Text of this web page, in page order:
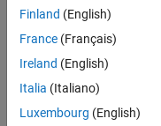
matla
bを用
Finland (English)
France (Français)
Ireland (English)
Italia (Italiano)
Luxembourg (English)